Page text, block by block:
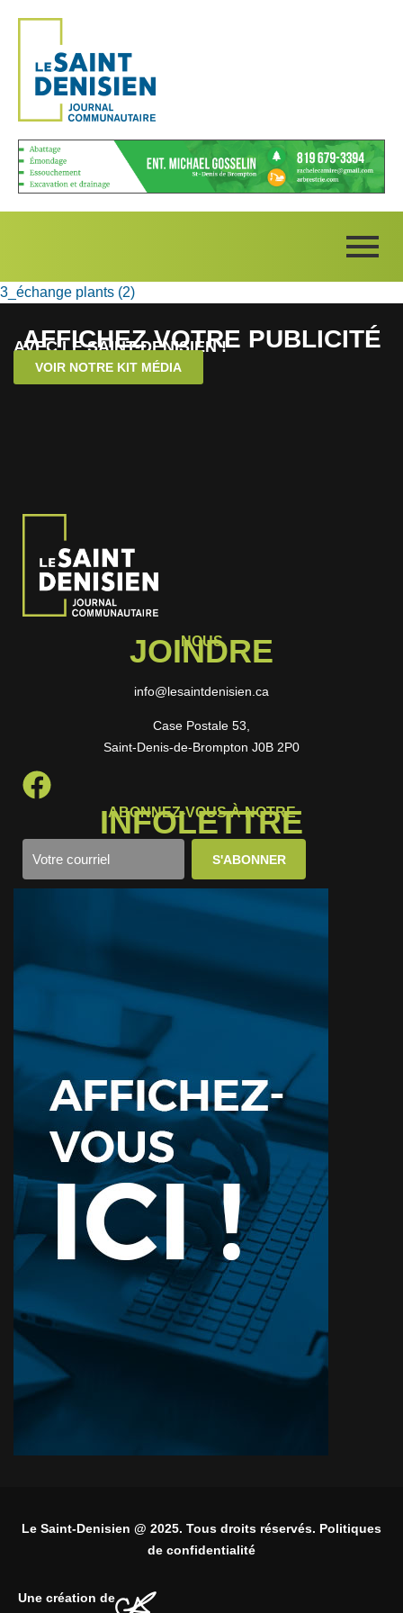
3_échange plants (2)
AFFICHEZ VOTRE PUBLICITÉ
AVEC LE SAINT-DENISIEN !
VOIR NOTRE KIT MÉDIA
NOUS
JOINDRE
info@lesaintdenisien.ca
Case Postale 53,
Saint-Denis-de-Brompton J0B 2P0
ABONNEZ-VOUS À NOTRE
INFOLETTRE
Le Saint-Denisien @ 2025. Tous droits réservés. Politiques
de confidentialité
Une création de